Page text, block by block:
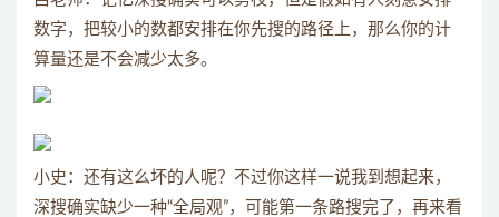
数字，把较小的数都安排在你先搜的路径上，那么你的计
算量还是不会减少太多。
小史：还有这么坏的人呢？不过你这样一说我到想起来，
深搜确实缺少一种“全局观”，可能第一条路搜完了，再来看